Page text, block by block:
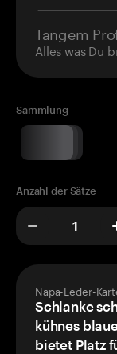
Tangem
Alles was Du
Sammlung
Anzahl der Sätze
Napa-Leder-
Schlanke
kühnes
bietet Platz